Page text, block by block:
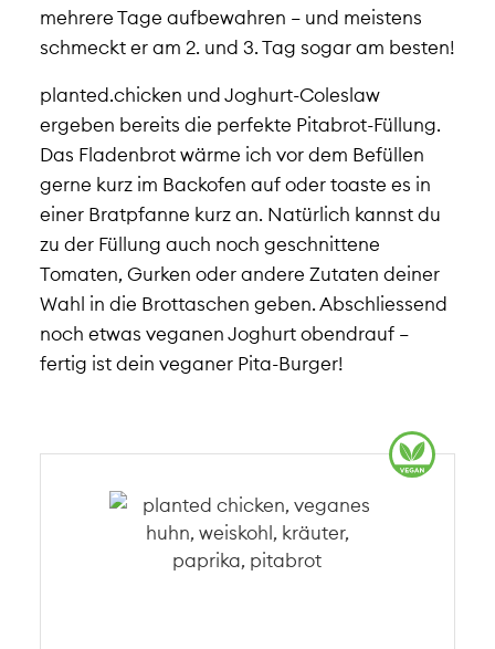
mehrere Tage aufbewahren – und meistens
schmeckt er am 2. und 3. Tag sogar am besten!
planted.chicken und Joghurt-Coleslaw
ergeben bereits die perfekte Pitabrot-Füllung.
Das Fladenbrot wärme ich vor dem Befüllen
gerne kurz im Backofen auf oder toaste es in
einer Bratpfanne kurz an. Natürlich kannst du
zu der Füllung auch noch geschnittene
Tomaten, Gurken oder andere Zutaten deiner
Wahl in die Brottaschen geben. Abschliessend
noch etwas veganen Joghurt obendrauf –
fertig ist dein veganer Pita-Burger!